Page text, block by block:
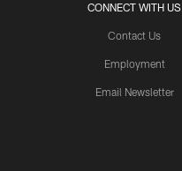
CONNECT WITH US
Contact Us
Employment
Email Newsletter